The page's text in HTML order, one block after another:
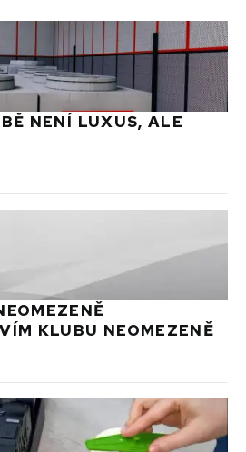
NENÍ LUXUS, ALE
KLUBU NEOMEZENĚ